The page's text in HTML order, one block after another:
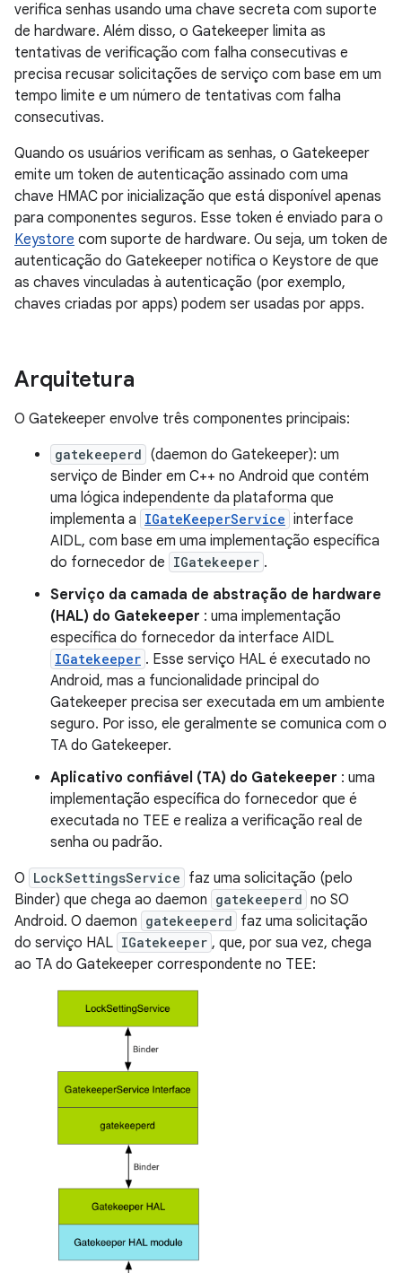
verifica senhas usando uma chave secreta com suporte
de hardware. Além disso, o Gatekeeper limita as
tentativas de verificação com falha consecutivas e
precisa recusar solicitações de serviço com base em um
tempo limite e um número de tentativas com falha
consecutivas.
Quando os usuários verificam as senhas, o Gatekeeper
emite um token de autenticação assinado com uma
chave HMAC por inicialização que está disponível apenas
para componentes seguros. Esse token é enviado para o
Keystore com suporte de hardware. Ou seja, um token de
autenticação do Gatekeeper notifica o Keystore de que
as chaves vinculadas à autenticação (por exemplo,
chaves criadas por apps) podem ser usadas por apps.
Arquitetura
O Gatekeeper envolve três componentes principais:
gatekeeperd (daemon do Gatekeeper): um
serviço de Binder em C++ no Android que contém
uma lógica independente da plataforma que
implementa a IGateKeeperService interface
AIDL, com base em uma implementação específica
do fornecedor de IGatekeeper .
Serviço da camada de abstração de hardware
(HAL) do Gatekeeper : uma implementação
específica do fornecedor da interface AIDL
IGatekeeper . Esse serviço HAL é executado no
Android, mas a funcionalidade principal do
Gatekeeper precisa ser executada em um ambiente
seguro. Por isso, ele geralmente se comunica com o
TA do Gatekeeper.
Aplicativo confiável (TA) do Gatekeeper : uma
implementação específica do fornecedor que é
executada no TEE e realiza a verificação real de
senha ou padrão.
O LockSettingsService faz uma solicitação (pelo
Binder) que chega ao daemon gatekeeperd no SO
Android. O daemon gatekeeperd faz uma solicitação
do serviço HAL IGatekeeper , que, por sua vez, chega
ao TA do Gatekeeper correspondente no TEE: